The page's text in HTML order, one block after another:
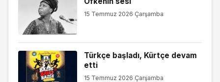
15 Temmuz 2026 Çarşamba
Türkçe başladı, Kürtçe devam
etti
15 Temmuz 2026 Çarşamba